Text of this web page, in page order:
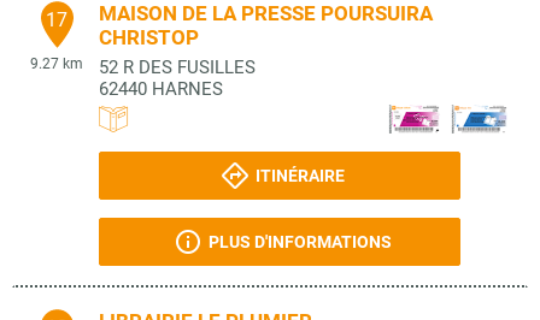
17
9.27 km
MAISON DE LA PRESSE POURSUIRA
CHRISTOP
52 R DES FUSILLES
62440 HARNES
ITINÉRAIRE
PLUS D'INFORMATIONS